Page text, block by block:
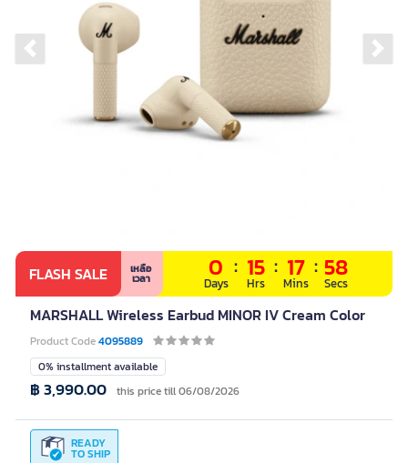
Previous slide
FLASH SALE เหลือ
เวลา 0
Days
: 15
Hrs
: 17
Mins
: 57
Secs
MARSHALL Wireless Earbud MINOR IV Cream Color
Product Code4095889
0% installment available
READY
TO SHIP
฿ 3,990.00 this price till 06/08/2026